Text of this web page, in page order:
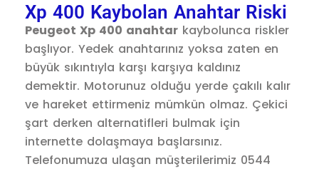
Xp 400 Kaybolan Anahtar Riski
Peugeot Xp 400 anahtar kaybolunca riskler
başlıyor. Yedek anahtarınız yoksa zaten en
büyük sıkıntıyla karşı karşıya kaldınız
demektir. Motorunuz olduğu yerde çakılı kalır
ve hareket ettirmeniz mümkün olmaz. Çekici
şart derken alternatifleri bulmak için
internette dolaşmaya başlarsınız.
Telefonumuza ulaşan müşterilerimiz 0544